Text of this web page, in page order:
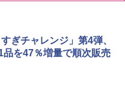
カ ニッカ Nikka ウィスキ
ックニッカクリア ウヰス
サヒ ウィスキー】 大容量
ン どんぶり 85g×12個 日清
ント カップ麺
ムオーブンレンジ 25L 一人
らし フラットテーブル ス
動メニュー19種搭載 角皿
MRK-F250TSV(B)
ぎチャレンジ」第4弾、
品を47％増量で順次販売